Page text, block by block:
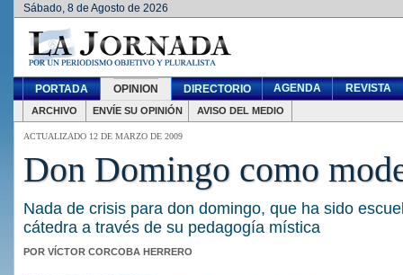
Sábado, 8 de Agosto de 2026
PORTADA OPINION DIRECTORIO AGENDA REVISTA
ARCHIVO ENVÍE SU OPINIÓN AVISO DEL MEDIO
ACTUALIZADO 12 DE MARZO DE 2009
Don Domingo como
Nada de crisis para don domingo, que ha sido
cátedra a través de su pedagogía mística
POR VÍCTOR CORCOBA HERRERO